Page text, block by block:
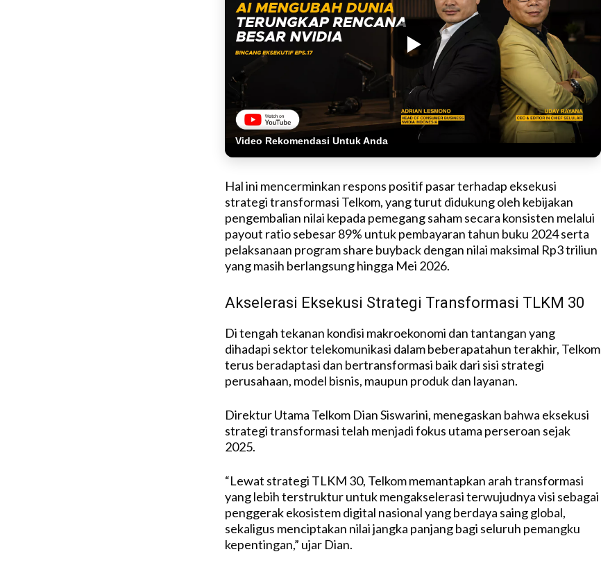
Video Rekomendasi Untuk Anda
Hal ini mencerminkan respons positif pasar terhadap eksekusi
strategi transformasi Telkom, yang turut didukung oleh kebijakan
pengembalian nilai kepada pemegang saham secara konsisten melalui
payout ratio sebesar 89% untuk pembayaran tahun buku 2024 serta
pelaksanaan program share buyback dengan nilai maksimal Rp3 triliun
yang masih berlangsung hingga Mei 2026.
Akselerasi Eksekusi Strategi Transformasi TLKM 30
Di tengah tekanan kondisi makroekonomi dan tantangan yang
dihadapi sektor telekomunikasi dalam beberapatahun terakhir, Telkom
terus beradaptasi dan bertransformasi baik dari sisi strategi
perusahaan, model bisnis, maupun produk dan layanan.
Direktur Utama Telkom Dian Siswarini, menegaskan bahwa eksekusi
strategi transformasi telah menjadi fokus utama perseroan sejak
2025.
“Lewat strategi TLKM 30, Telkom memantapkan arah transformasi
yang lebih terstruktur untuk mengakselerasi terwujudnya visi sebagai
penggerak ekosistem digital nasional yang berdaya saing global,
sekaligus menciptakan nilai jangka panjang bagi seluruh pemangku
kepentingan,” ujar Dian.